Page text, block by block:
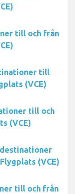
till och från
till
(VCE)
till och
(VCE)
(VCE)
till och från